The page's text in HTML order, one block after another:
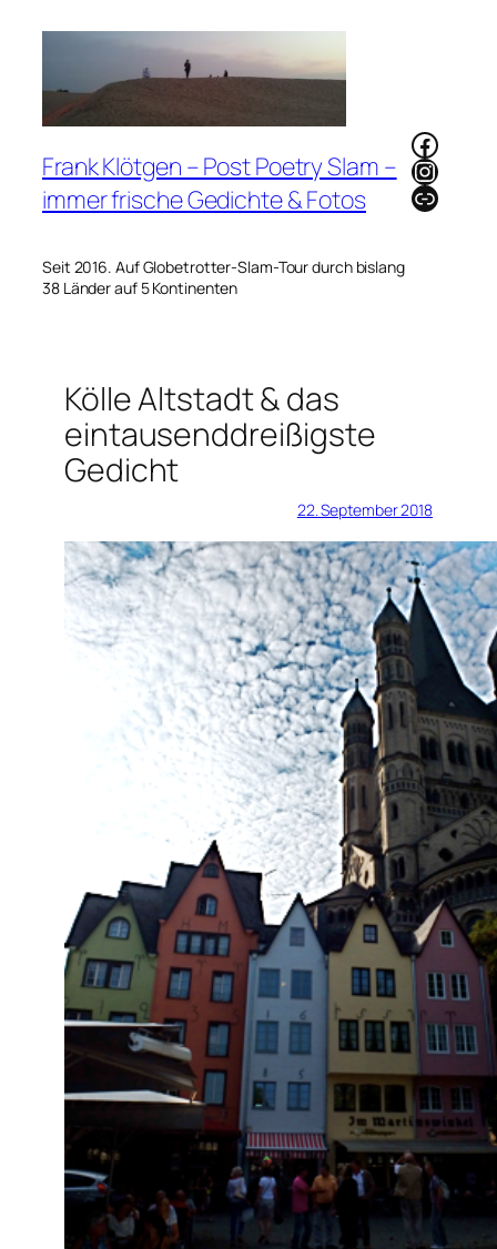
Frank Klötgen – Post Poetry Slam –
immer frische Gedichte & Fotos
Seit 2016. Auf Globetrotter-Slam-Tour durch bislang
38 Länder auf 5 Kontinenten
Link
Kölle Altstadt & das
eintausenddreißigste
Gedicht
22. September 2018